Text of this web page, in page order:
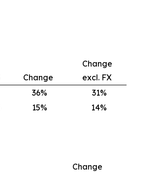
Change
Change
excl. FX
36% 31%
15% 14%
Change